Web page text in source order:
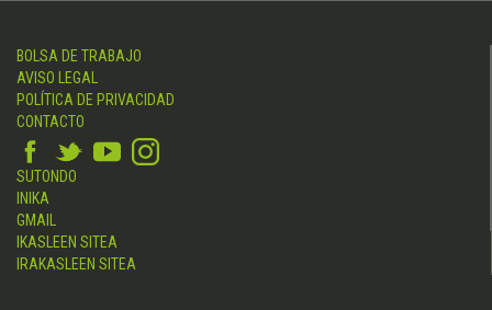
BOLSA DE TRABAJO
AVISO LEGAL
POLÍTICA DE PRIVACIDAD
CONTACTO
SUTONDO
INIKA
GMAIL
IKASLEEN SITEA
IRAKASLEEN SITEA